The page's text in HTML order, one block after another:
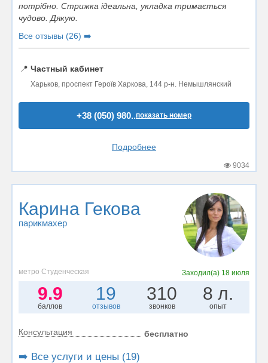
потрібно. Стрижка ідеальна, укладка тримається
чудово. Дякую.
Все отзывы (26) ➡️
📍 Частный кабинет
Харьков, проспект Героїв Харкова, 144 р-н. Немышлянский
+38 (050) 980..показать номер
Подробнее
9034
Карина Гекова
парикмахер
метро Студенческая Заходил(а) 18 июля
9.9
баллов
19
отзывов
310
звонков
8 л.
опыт
Консультация бесплатно
➡️ Все услуги и цены (19)